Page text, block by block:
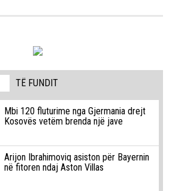
TË FUNDIT
Mbi 120 fluturime nga Gjermania drejt
Kosovës vetëm brenda një jave
Arijon Ibrahimoviq asiston për Bayernin
në fitoren ndaj Aston Villas